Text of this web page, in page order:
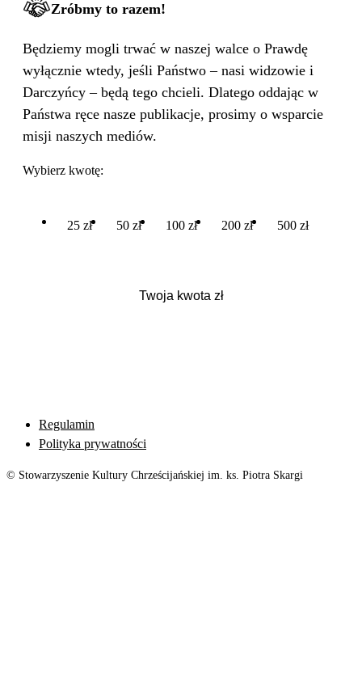
Zróbmy to razem!
Będziemy mogli trwać w naszej walce o Prawdę
wyłącznie wtedy, jeśli Państwo – nasi widzowie i
Darczyńcy – będą tego chcieli. Dlatego oddając w
Państwa ręce nasze publikacje, prosimy o wsparcie
misji naszych mediów.
Wybierz kwotę:
25 zł 50 zł 100 zł 200 zł 500 zł
Regulamin
Polityka prywatności
© Stowarzyszenie Kultury Chrześcijańskiej im. ks. Piotra Skargi